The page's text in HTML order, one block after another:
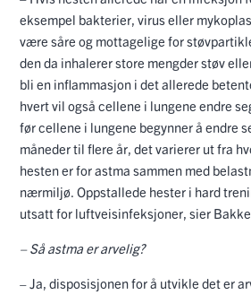
eksempel bakterier, virus eller
være såre og mottagelige for
den da inhalerer store mengder støv
bli en inflammasjon i det allerede
hvert vil også cellene i lungene endre
før cellene i lungene begynner å endre
måneder til flere år, det varierer ut fra
hesten er for astma sammen med
nærmiljø. Oppstallede hester i hard
utsatt for luftveisinfeksjoner, sier
– Så astma er arvelig?
– Ja, disposisjonen for å utvikle det er